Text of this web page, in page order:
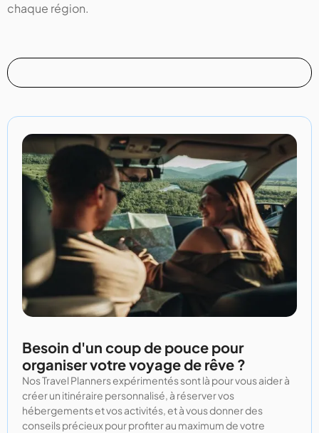
chaque région.
Besoin d'un coup de pouce pour
organiser votre voyage de rêve ?
Nos Travel Planners expérimentés sont là pour vous aider à
créer un itinéraire personnalisé, à réserver vos
hébergements et vos activités, et à vous donner des
conseils précieux pour profiter au maximum de votre